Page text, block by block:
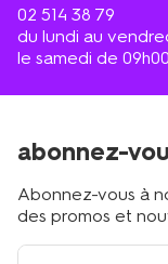
02 514 38 79
du lundi au
le samedi de
abonnez-
Abonnez-vous à
des promos et
votre